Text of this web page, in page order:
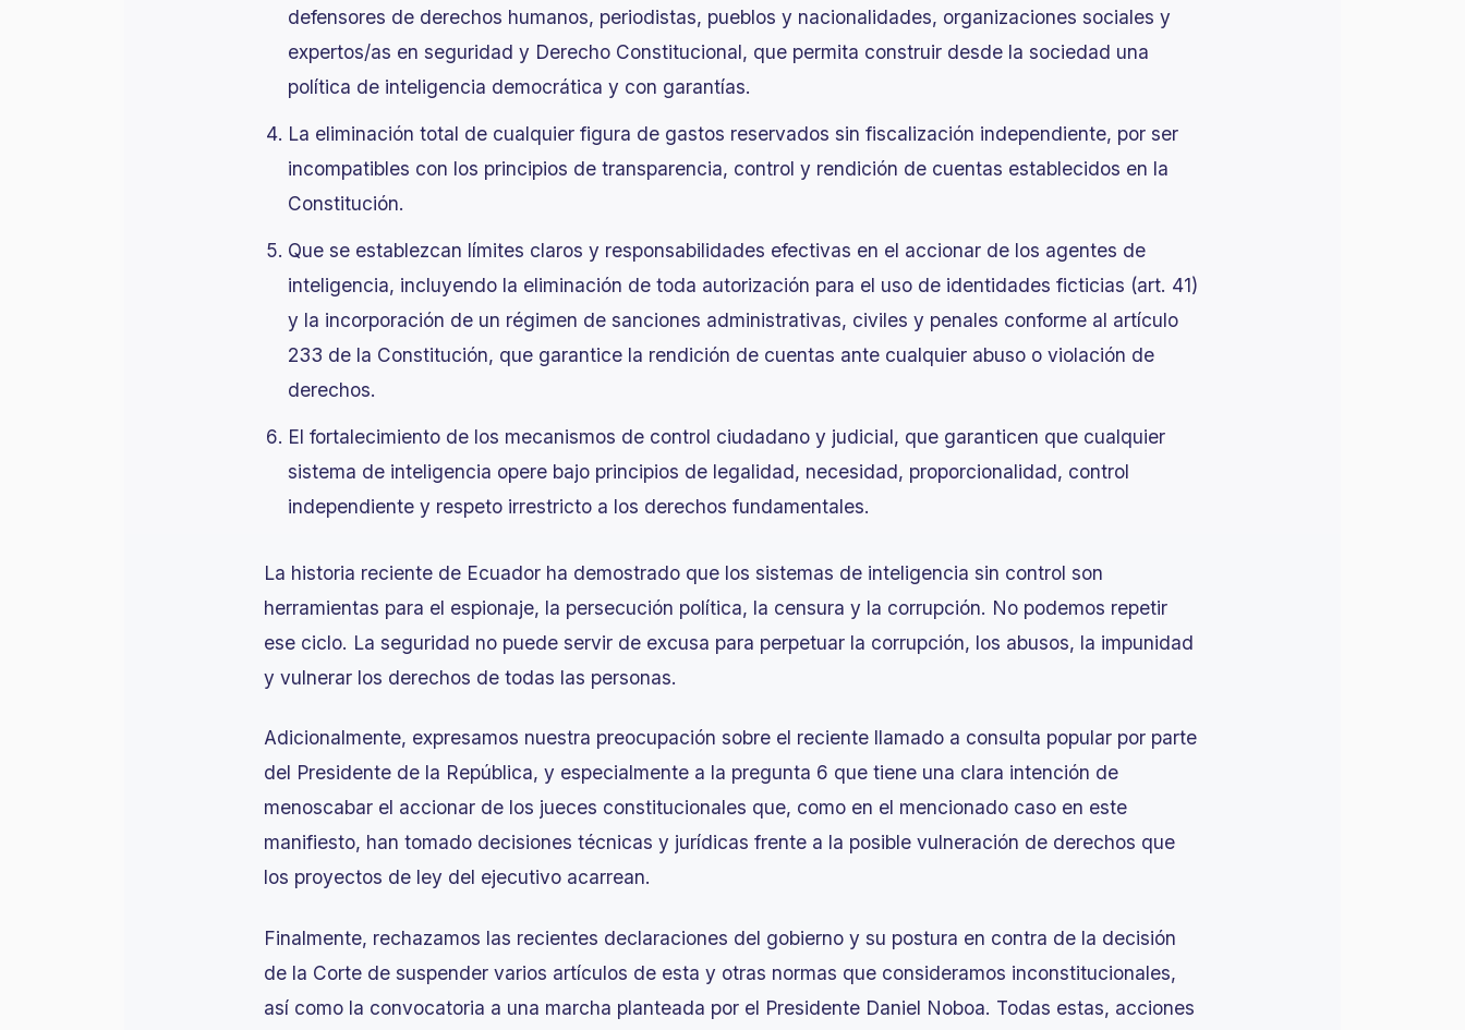
defensores de derechos humanos, periodistas, pueblos y nacionalidades, organizaciones sociales y
expertos/as en seguridad y Derecho Constitucional, que permita construir desde la sociedad una
política de inteligencia democrática y con garantías.
La eliminación total de cualquier figura de gastos reservados sin fiscalización independiente, por ser
incompatibles con los principios de transparencia, control y rendición de cuentas establecidos en la
Constitución.
Que se establezcan límites claros y responsabilidades efectivas en el accionar de los agentes de
inteligencia, incluyendo la eliminación de toda autorización para el uso de identidades ficticias (art. 41)
y la incorporación de un régimen de sanciones administrativas, civiles y penales conforme al artículo
233 de la Constitución, que garantice la rendición de cuentas ante cualquier abuso o violación de
derechos.
El fortalecimiento de los mecanismos de control ciudadano y judicial, que garanticen que cualquier
sistema de inteligencia opere bajo principios de legalidad, necesidad, proporcionalidad, control
independiente y respeto irrestricto a los derechos fundamentales.
La historia reciente de Ecuador ha demostrado que los sistemas de inteligencia sin control son
herramientas para el espionaje, la persecución política, la censura y la corrupción. No podemos repetir
ese ciclo. La seguridad no puede servir de excusa para perpetuar la corrupción, los abusos, la impunidad
y vulnerar los derechos de todas las personas.
Adicionalmente, expresamos nuestra preocupación sobre el reciente llamado a consulta popular por parte
del Presidente de la República, y especialmente a la pregunta 6 que tiene una clara intención de
menoscabar el accionar de los jueces constitucionales que, como en el mencionado caso en este
manifiesto, han tomado decisiones técnicas y jurídicas frente a la posible vulneración de derechos que
los proyectos de ley del ejecutivo acarrean.
Finalmente, rechazamos las recientes declaraciones del gobierno y su postura en contra de la decisión
de la Corte de suspender varios artículos de esta y otras normas que consideramos inconstitucionales,
así como la convocatoria a una marcha planteada por el Presidente Daniel Noboa. Todas estas, acciones